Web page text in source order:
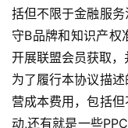
括但不限于金融服
守B品牌和知识产权
开展联盟会员获取
为了履行本协议描
营成本费用，包括
动,还有就是一些